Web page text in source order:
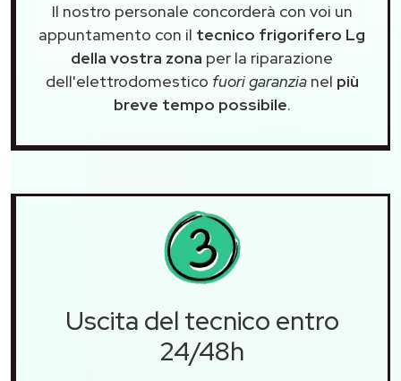
Il nostro personale concorderà con voi un
appuntamento con il tecnico frigorifero Lg
della vostra zona per la riparazione
dell'elettrodomestico fuori garanzianel più
breve tempo possibile.
Uscita del tecnico entro
24/48h